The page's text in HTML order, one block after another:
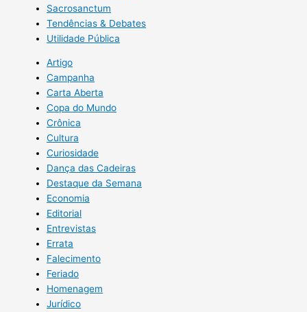
Sacrosanctum
Tendências & Debates
Utilidade Pública
Artigo
Campanha
Carta Aberta
Copa do Mundo
Crônica
Cultura
Curiosidade
Dança das Cadeiras
Destaque da Semana
Economia
Editorial
Entrevistas
Errata
Falecimento
Feriado
Homenagem
Jurídico